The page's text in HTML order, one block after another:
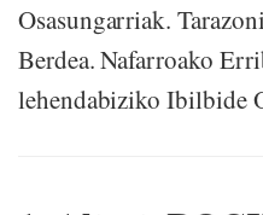
Osasungarriak.
Berdea. Nafarroako
lehendabiziko Ibilbide